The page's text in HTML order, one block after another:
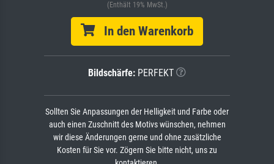
(Enthält 19% MwSt.)
In den Warenkorb
Bildschärfe: PERFEKT
Sollten Sie Anpassungen der Helligkeit und Farbe oder
auch einen Zuschnitt des Motivs wünschen, nehmen
wir diese Änderungen gerne und ohne zusätzliche
Kosten für Sie vor. Zögern Sie bitte nicht, uns zu